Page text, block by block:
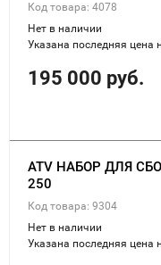
Код товара: 4078
Нет в наличии
Указана последняя цена
195 000 руб.
ATV НАБОР ДЛЯ
250
Код товара: 9304
Нет в наличии
Указана последняя цена